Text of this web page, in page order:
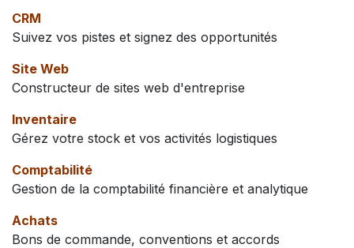
CRM
Suivez vos pistes et signez des opportunités
Site Web
Constructeur de sites web d'entreprise
Inventaire
Gérez votre stock et vos activités logistiques
Comptabilité
Gestion de la comptabilité financière et analytique
Achats
Bons de commande, conventions et accords